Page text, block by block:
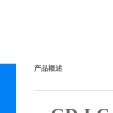
产品概述